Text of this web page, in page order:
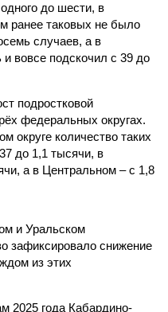
до шести, в
ранее таковых не было
случаев, а в
и вовсе подскочил с 39 до
подростковой
федеральных округах.
округе количество таких
до 1,1 тысячи, в
а в Центральном – с 1,8
и Уральском
зафиксировало снижение
из этих
2025 года Кабардино-